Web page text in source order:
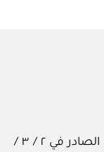
نشر في عدد الجريدة الرسمية رقم (٧١٤) الصادر في ٢ / ٣ /